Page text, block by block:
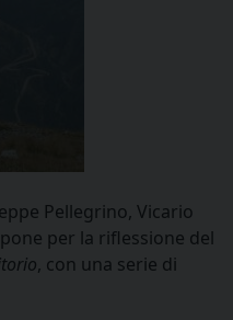
Pellegrino, Vicario
per la riflessione del
, con una serie di